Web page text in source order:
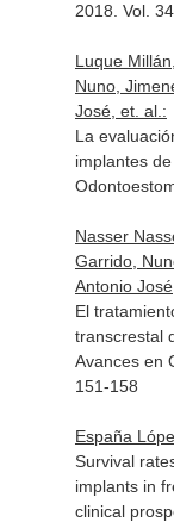
2018. Vol.
Luque
Nuno,
José, et. al.:
La
implantes de
Nasser
Garrido,
Antonio
El
transcrestal
Avances en
151-158
España
Survival
implants in
clinical